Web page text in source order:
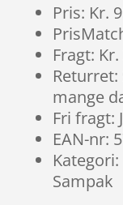
Pris: Kr.
Fragt:
Returret:
mange
Fri fragt:
EAN-nr:
Sampak